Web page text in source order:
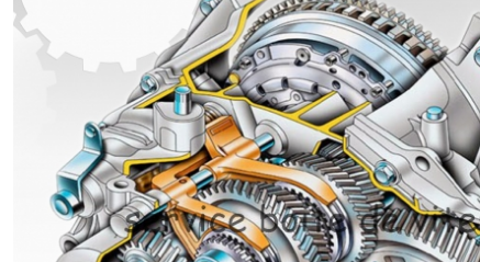
Alfa Romeo Citroen Dacia
Renault Suzuki Toyota